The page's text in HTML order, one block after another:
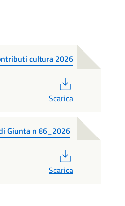
cultura 2026
Scarica
Giunta n 86_2026
Scarica